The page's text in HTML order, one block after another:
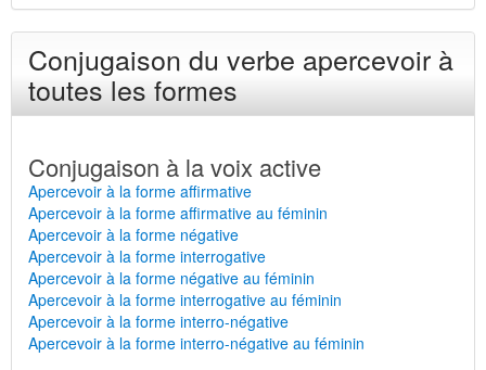
Conjugaison du verbe apercevoir à
toutes les formes
Conjugaison à la voix active
Apercevoir à la forme affirmative
Apercevoir à la forme affirmative au féminin
Apercevoir à la forme négative
Apercevoir à la forme interrogative
Apercevoir à la forme négative au féminin
Apercevoir à la forme interrogative au féminin
Apercevoir à la forme interro-négative
Apercevoir à la forme interro-négative au féminin